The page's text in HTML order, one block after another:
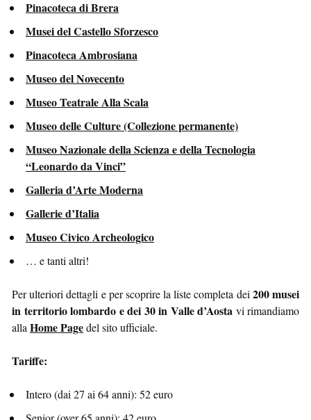
Pinacoteca di Brera
Musei del Castello Sforzesco
Pinacoteca Ambrosiana
Museo del Novecento
Museo Teatrale Alla Scala
Museo delle Culture (Collezione permanente)
Museo Nazionale della Scienza e della Tecnologia
“Leonardo da Vinci”
Galleria d’Arte Moderna
Gallerie d’Italia
Museo Civico Archeologico
… e tanti altri!
Per ulteriori dettagli e per scoprire la liste completa dei 200 musei
in territorio lombardo e dei 30 in Valle d’Aosta vi rimandiamo
alla Home Pagedel sito ufficiale.
Tariffe:
Intero (dai 27 ai 64 anni): 52 euro